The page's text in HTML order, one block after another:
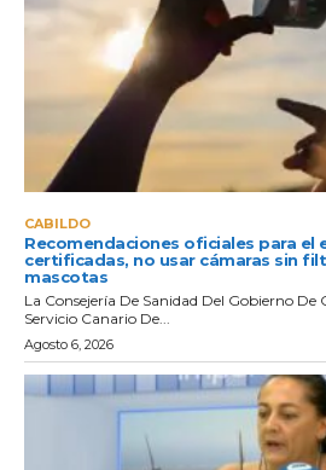
CABILDO
Recomendaciones oficiales para el
certificadas, no usar cámaras sin
mascotas
La Consejería De Sanidad Del Gobierno De
Servicio Canario De...
Agosto 6, 2026